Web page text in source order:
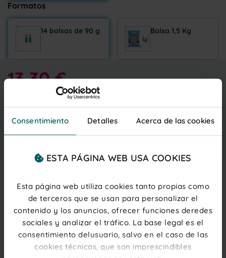
Consentimiento Detalles Acerca de las cookies
ESTA PÁGINA WEB USA COOKIES
Esta página web utiliza cookies tanto propias como
de terceros que se usan para personalizar el
contenido y los anuncios, ofrecer funciones deredes
sociales y analizar el tráfico. La base legal es el
consentimiento delusuario, salvo en el caso de las
cookies técnicas, que son imprescindibles
Formatos
14 bolsas de 90 g Bolsa 1,5 Kg
13,30 €
Añadir al carrito
Description
Golosina en forma de botella con sabor tutti y una
divertida y efervescente cobertura ácida. No dejará
indiferente a nadie con su explosión de sabor en boca.